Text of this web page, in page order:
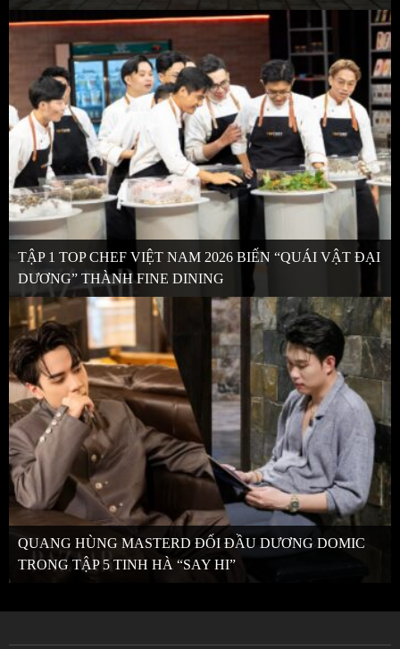
TẬP 1 TOP CHEF VIỆT NAM 2026 BIẾN “QUÁI VẬT ĐẠI
DƯƠNG” THÀNH FINE DINING
QUANG HÙNG MASTERD ĐỐI ĐẦU DƯƠNG DOMIC
TRONG TẬP 5 TINH HÀ “SAY HI”